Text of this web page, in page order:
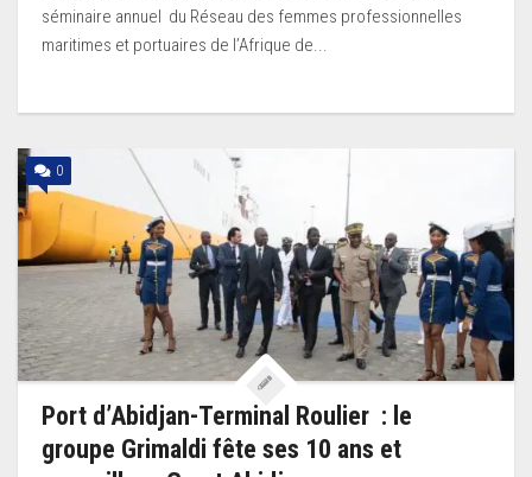
séminaire annuel du Réseau des femmes professionnelles
maritimes et portuaires de l’Afrique de...
0
Port d’Abidjan-Terminal Roulier : le
groupe Grimaldi fête ses 10 ans et